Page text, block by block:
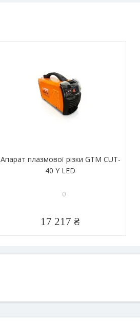
Апарат плазмової різки GTM CUT-
40 Y LED
0
17 217 ₴